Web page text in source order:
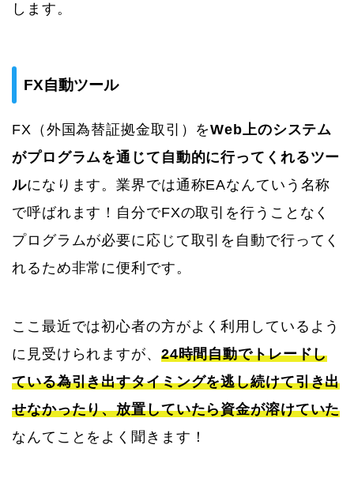
します。
FX自動ツール
FX（外国為替証拠金取引）をWeb上のシステム
がプログラムを通じて自動的に行ってくれるツー
ルになります。業界では通称EAなんていう名称
で呼ばれます！自分でFXの取引を行うことなく
プログラムが必要に応じて取引を自動で行ってく
れるため非常に便利です。
ここ最近では初心者の方がよく利用しているよう
に見受けられますが、 24時間自動でトレードし
ている為引き出すタイミングを逃し続けて引き出
せなかったり、放置していたら資金が溶けていた
なんてことをよく聞きます！